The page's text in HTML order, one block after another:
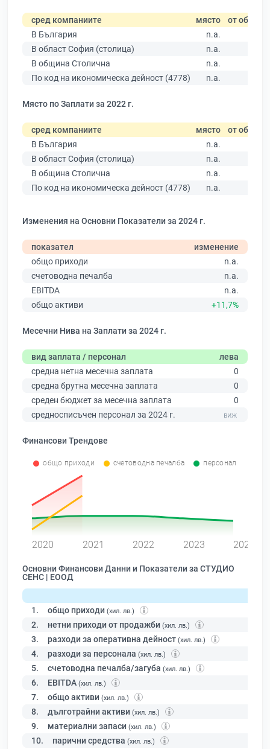
сред компаниите място от общо
В България
n.a.
В област София (столица)
n.a.
В община Столична
n.a.
По код на икономическа дейност (4778)
n.a.
Място по Заплати за 2022 г.
сред компаниите място от общо
В България
n.a.
В област София (столица)
n.a.
В община Столична
n.a.
По код на икономическа дейност (4778)
n.a.
Изменения на Основни Показатели за 2024 г.
показател
изменение
общо приходи
n.a.
счетоводна печалба
n.a.
EBITDA
n.a.
общо активи
+11,7%
Месечни Нива на Заплати за 2024 г.
вид заплата / персонал
лева
средна нетна месечна заплата
0
средна брутна месечна заплата
0
среден бюджет за месечна заплата
0
средносписъчен персонал за 2024 г.
Финансови Трендове
общо приходи счетоводна печалба персонал
2020 2021 2022 2023 2024
Основни Финансови Данни и Показатели за СТУДИО
СЕНС | ЕООД
1. общо приходи (хил. лв.)
2. нетни приходи от продажби (хил. лв.)
3. разходи за оперативна дейност (хил. лв.)
4. разходи за персонала (хил. лв.)
5. счетоводна печалба/загуба (хил. лв.)
6. EBITDA (хил. лв.)
7. общо активи (хил. лв.)
8. дълготрайни активи (хил. лв.)
9. материални запаси (хил. лв.)
10. парични средства (хил. лв.)